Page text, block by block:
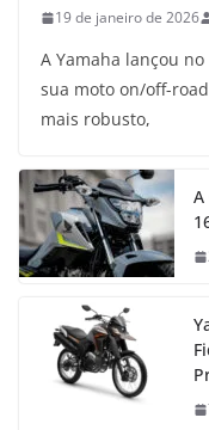
19 de janeiro de 2026
A Yamaha lançou
sua moto on/off-
mais robusto,
A